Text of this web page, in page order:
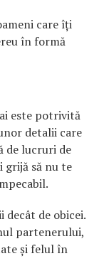
care îți
în formă
este potrivită
detalii care
de lucruri de
grijă să nu te
de obicei.
partenerului,
și felul în